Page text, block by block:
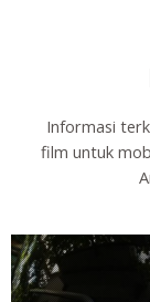
Informasi
film untuk